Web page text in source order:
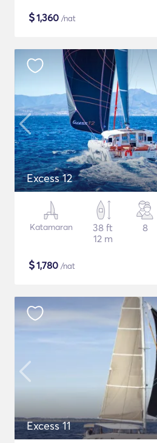
$1,360 /nat
Excess 12
Katamaran
38 ft
12 m
8
$1,780 /nat
Excess 11